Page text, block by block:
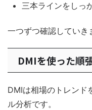
三本ラインをしっ
一つずつ確認していき
DMIを使った順
DMIは相場のトレンド
ル分析です。